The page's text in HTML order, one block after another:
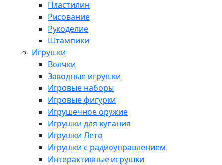
Пластилин
Рисование
Рукоделие
Штампики
Игрушки
Волчки
Заводные игрушки
Игровые наборы
Игровые фигурки
Игрушечное оружие
Игрушки для купания
Игрушки Лето
Игрушки с радиоуправлением
Интерактивные игрушки